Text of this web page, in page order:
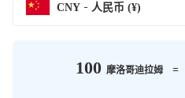
CNY 人民币 (¥)
100 摩洛哥迪拉姆 =